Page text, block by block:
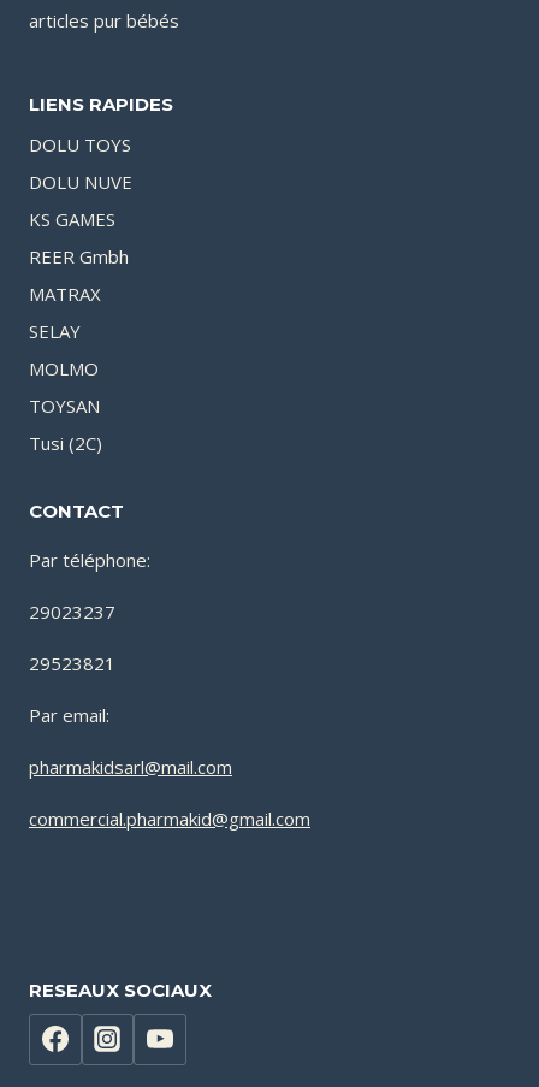
articles pur bébés
LIENS RAPIDES
DOLU TOYS
DOLU NUVE
KS GAMES
REER Gmbh
MATRAX
SELAY
MOLMO
TOYSAN
Tusi (2C)
CONTACT
Par téléphone:
29023237
29523821
Par email:
pharmakidsarl@mail.com
commercial.pharmakid@gmail.com
RESEAUX SOCIAUX